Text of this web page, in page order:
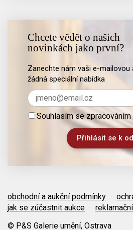
Chcete vědět o našich
novinkách jako první?
Zanechte nám vaši e-mailovou
žádná speciální nabídka
Souhlasím se
obchodní a aukční podmínky ·
jak se zúčastnit aukce ·
© P&S Galerie umění, Ostrava